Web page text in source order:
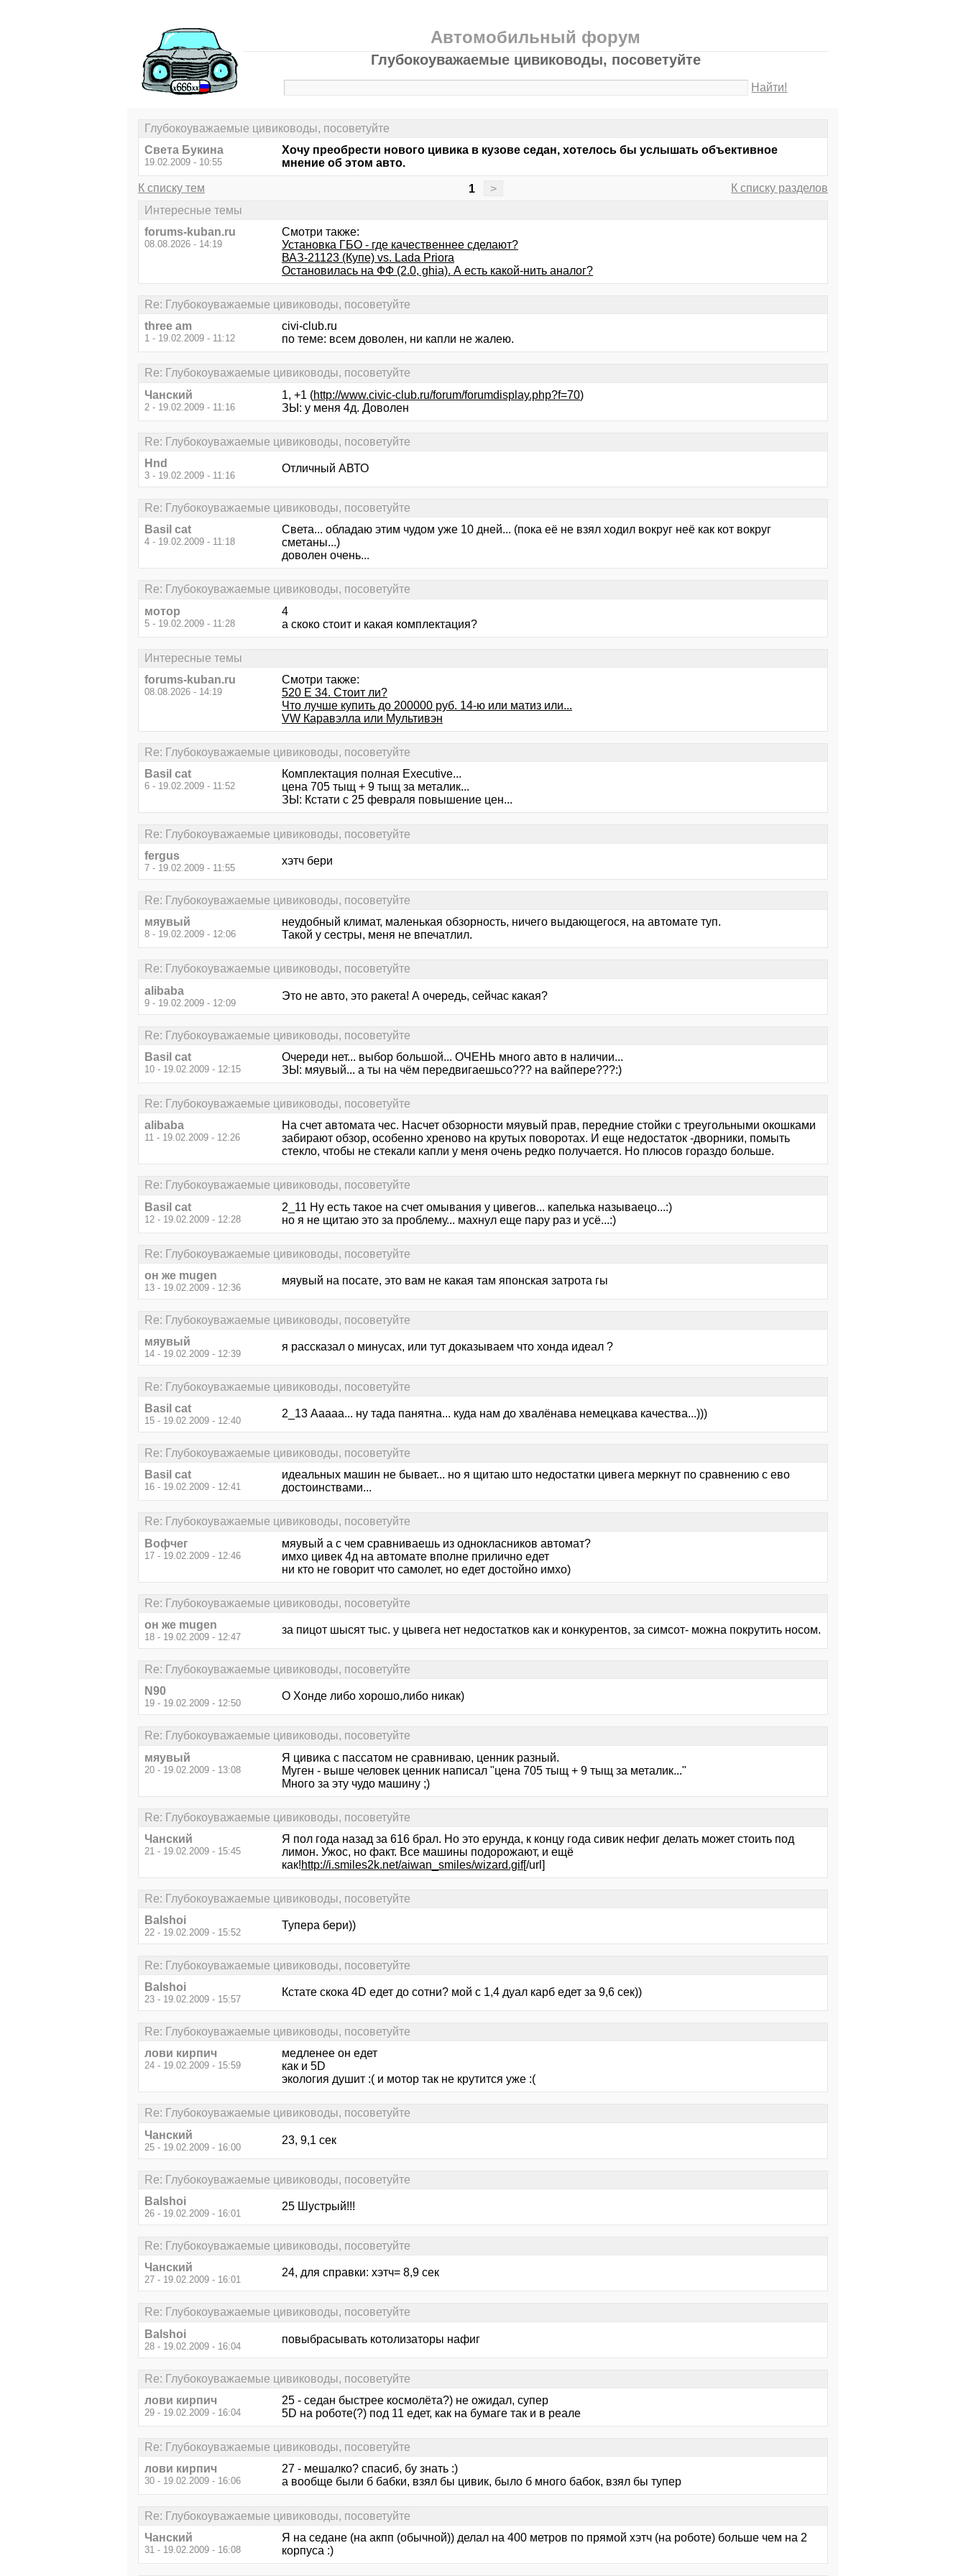
Автомобильный форум
Глубокоуважаемые цивиководы, посоветуйте
Найти!
Глубокоуважаемые цивиководы, посоветуйте
Света Букина
19.02.2009 - 10:55
Хочу преобрести нового цивика в кузове седан, хотелось бы услышать объективное
мнение об этом авто.
К списку тем 1 >
К списку разделов
Интересные темы
forums-kuban.ru
08.08.2026 - 14:19
Смотри также:
Установка ГБО - где качественнее сделают?
ВАЗ-21123 (Купе) vs. Lada Priora
Остановилась на ФФ (2.0, ghia). А есть какой-нить аналог?
Re: Глубокоуважаемые цивиководы, посоветуйте
three am
1 - 19.02.2009 - 11:12
civi-club.ru
по теме: всем доволен, ни капли не жалею.
Re: Глубокоуважаемые цивиководы, посоветуйте
Чанский
2 - 19.02.2009 - 11:16
1, +1 (http://www.civic-club.ru/forum/forumdisplay.php?f=70)
ЗЫ: у меня 4д. Доволен
Re: Глубокоуважаемые цивиководы, посоветуйте
Hnd
3 - 19.02.2009 - 11:16
Отличный АВТО
Re: Глубокоуважаемые цивиководы, посоветуйте
Basil cat
4 - 19.02.2009 - 11:18
Света... обладаю этим чудом уже 10 дней... (пока её не взял ходил вокруг неё как кот вокруг
сметаны...)
доволен очень...
Re: Глубокоуважаемые цивиководы, посоветуйте
мотор
5 - 19.02.2009 - 11:28
4
а скоко стоит и какая комплектация?
Интересные темы
forums-kuban.ru
08.08.2026 - 14:19
Смотри также:
520 Е 34. Стоит ли?
Что лучше купить до 200000 руб. 14-ю или матиз или...
VW Каравэлла или Мультивэн
Re: Глубокоуважаемые цивиководы, посоветуйте
Basil cat
6 - 19.02.2009 - 11:52
Комплектация полная Executive...
цена 705 тыщ + 9 тыщ за металик...
ЗЫ: Кстати с 25 февраля повышение цен...
Re: Глубокоуважаемые цивиководы, посоветуйте
fergus
7 - 19.02.2009 - 11:55
хэтч бери
Re: Глубокоуважаемые цивиководы, посоветуйте
мяувый
8 - 19.02.2009 - 12:06
неудобный климат, маленькая обзорность, ничего выдающегося, на автомате туп.
Такой у сестры, меня не впечатлил.
Re: Глубокоуважаемые цивиководы, посоветуйте
alibaba
9 - 19.02.2009 - 12:09
Это не авто, это ракета! А очередь, сейчас какая?
Re: Глубокоуважаемые цивиководы, посоветуйте
Basil cat
10 - 19.02.2009 - 12:15
Очереди нет... выбор большой... ОЧЕНЬ много авто в наличии...
ЗЫ: мяувый... а ты на чём передвигаешьсо??? на вайпере???:)
Re: Глубокоуважаемые цивиководы, посоветуйте
alibaba
11 - 19.02.2009 - 12:26
На счет автомата чес. Насчет обзорности мяувый прав, передние стойки с треугольными окошками
забирают обзор, особенно хреново на крутых поворотах. И еще недостаток -дворники, помыть
стекло, чтобы не стекали капли у меня очень редко получается. Но плюсов гораздо больше.
Re: Глубокоуважаемые цивиководы, посоветуйте
Basil cat
12 - 19.02.2009 - 12:28
2_11 Ну есть такое на счет омывания у цивегов... капелька называецо...:)
но я не щитаю это за проблему... махнул еще пару раз и усё...:)
Re: Глубокоуважаемые цивиководы, посоветуйте
он же mugen
13 - 19.02.2009 - 12:36
мяувый на посате, это вам не какая там японская затрота гы
Re: Глубокоуважаемые цивиководы, посоветуйте
мяувый
14 - 19.02.2009 - 12:39
я рассказал о минусах, или тут доказываем что хонда идеал ?
Re: Глубокоуважаемые цивиководы, посоветуйте
Basil cat
15 - 19.02.2009 - 12:40
2_13 Ааааа... ну тада панятна... куда нам до хвалёнава немецкава качества...)))
Re: Глубокоуважаемые цивиководы, посоветуйте
Basil cat
16 - 19.02.2009 - 12:41
идеальных машин не бывает... но я щитаю што недостатки цивега меркнут по сравнению с ево
достоинствами...
Re: Глубокоуважаемые цивиководы, посоветуйте
Вофчег
17 - 19.02.2009 - 12:46
мяувый а с чем сравниваешь из однокласников автомат?
имхо цивек 4д на автомате вполне прилично едет
ни кто не говорит что самолет, но едет достойно имхо)
Re: Глубокоуважаемые цивиководы, посоветуйте
он же mugen
18 - 19.02.2009 - 12:47
за пицот шысят тыс. у цывега нет недостатков как и конкурентов, за симсот- можна покрутить носом.
Re: Глубокоуважаемые цивиководы, посоветуйте
N90
19 - 19.02.2009 - 12:50
О Хонде либо хорошо,либо никак)
Re: Глубокоуважаемые цивиководы, посоветуйте
мяувый
20 - 19.02.2009 - 13:08
Я цивика с пассатом не сравниваю, ценник разный.
Муген - выше человек ценник написал "цена 705 тыщ + 9 тыщ за металик..."
Много за эту чудо машину ;)
Re: Глубокоуважаемые цивиководы, посоветуйте
Чанский
21 - 19.02.2009 - 15:45
Я пол года назад за 616 брал. Но это ерунда, к концу года сивик нефиг делать может стоить под
лимон. Ужос, но факт. Все машины подорожают, и ещё
как!http://i.smiles2k.net/aiwan_smiles/wizard.gif[/url]
Re: Глубокоуважаемые цивиководы, посоветуйте
Balshoi
22 - 19.02.2009 - 15:52
Тупера бери))
Re: Глубокоуважаемые цивиководы, посоветуйте
Balshoi
23 - 19.02.2009 - 15:57
Кстате скока 4D едет до сотни? мой с 1,4 дуал карб едет за 9,6 сек))
Re: Глубокоуважаемые цивиководы, посоветуйте
лови кирпич
24 - 19.02.2009 - 15:59
медленее он едет
как и 5D
экология душит :( и мотор так не крутится уже :(
Re: Глубокоуважаемые цивиководы, посоветуйте
Чанский
25 - 19.02.2009 - 16:00
23, 9,1 сек
Re: Глубокоуважаемые цивиководы, посоветуйте
Balshoi
26 - 19.02.2009 - 16:01
25 Шустрый!!!
Re: Глубокоуважаемые цивиководы, посоветуйте
Чанский
27 - 19.02.2009 - 16:01
24, для справки: хэтч= 8,9 сек
Re: Глубокоуважаемые цивиководы, посоветуйте
Balshoi
28 - 19.02.2009 - 16:04
повыбрасывать котолизаторы нафиг
Re: Глубокоуважаемые цивиководы, посоветуйте
лови кирпич
29 - 19.02.2009 - 16:04
25 - седан быстрее космолёта?) не ожидал, супер
5D на роботе(?) под 11 едет, как на бумаге так и в реале
Re: Глубокоуважаемые цивиководы, посоветуйте
лови кирпич
30 - 19.02.2009 - 16:06
27 - мешалко? спасиб, бу знать :)
а вообще были б бабки, взял бы цивик, было б много бабок, взял бы тупер
Re: Глубокоуважаемые цивиководы, посоветуйте
Чанский
31 - 19.02.2009 - 16:08
Я на седане (на акпп (обычной)) делал на 400 метров по прямой хэтч (на роботе) больше чем на 2
корпуса :)